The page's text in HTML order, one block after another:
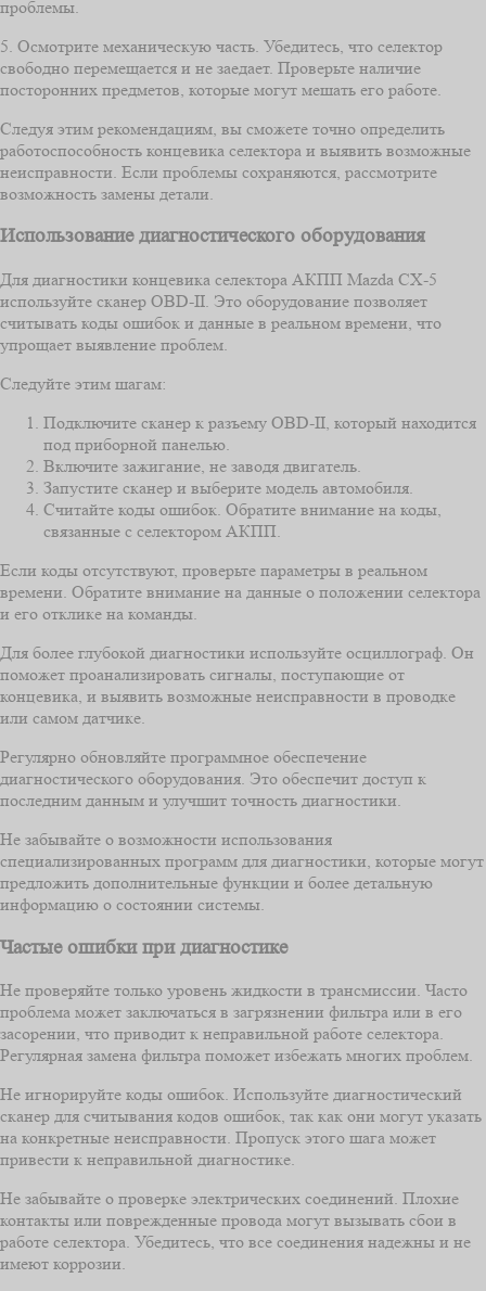
проблемы.
5. Осмотрите механическую часть. Убедитесь, что селектор
свободно перемещается и не заедает. Проверьте наличие
посторонних предметов, которые могут мешать его работе.
Следуя этим рекомендациям, вы сможете точно определить
работоспособность концевика селектора и выявить возможные
неисправности. Если проблемы сохраняются, рассмотрите
возможность замены детали.
Использование диагностического оборудования
Для диагностики концевика селектора АКПП Mazda CX-5
используйте сканер OBD-II. Это оборудование позволяет
считывать коды ошибок и данные в реальном времени, что
упрощает выявление проблем.
Следуйте этим шагам:
Подключите сканер к разъему OBD-II, который находится
под приборной панелью.
Включите зажигание, не заводя двигатель.
Запустите сканер и выберите модель автомобиля.
Считайте коды ошибок. Обратите внимание на коды,
связанные с селектором АКПП.
Если коды отсутствуют, проверьте параметры в реальном
времени. Обратите внимание на данные о положении селектора
и его отклике на команды.
Для более глубокой диагностики используйте осциллограф. Он
поможет проанализировать сигналы, поступающие от
концевика, и выявить возможные неисправности в проводке
или самом датчике.
Регулярно обновляйте программное обеспечение
диагностического оборудования. Это обеспечит доступ к
последним данным и улучшит точность диагностики.
Не забывайте о возможности использования
специализированных программ для диагностики, которые могут
предложить дополнительные функции и более детальную
информацию о состоянии системы.
Частые ошибки при диагностике
Не проверяйте только уровень жидкости в трансмиссии. Часто
проблема может заключаться в загрязнении фильтра или в его
засорении, что приводит к неправильной работе селектора.
Регулярная замена фильтра поможет избежать многих проблем.
Не игнорируйте коды ошибок. Используйте диагностический
сканер для считывания кодов ошибок, так как они могут указать
на конкретные неисправности. Пропуск этого шага может
привести к неправильной диагностике.
Не забывайте о проверке электрических соединений. Плохие
контакты или поврежденные провода могут вызывать сбои в
работе селектора. Убедитесь, что все соединения надежны и не
имеют коррозии.